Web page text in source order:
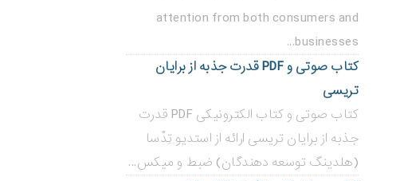
attention from both consumers and
businesses...
کتاب صوتی و PDF قدرت جذبه از برایان
تریسی
کتاب صوتی و کتاب الکترونیکی PDF قدرت
جذبه از برایان تریسی ارائه از استدیو تِدْسا
(هلدینگ توسعه دهندگان) ضبط و میکس...